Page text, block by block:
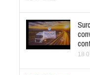
18